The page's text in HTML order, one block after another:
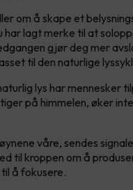
om å skape et
har lagt merke til at
gjør deg mer
til den naturlige
lys har mennesker
på himmelen, øker
våre, sendes
til kroppen om å
å fokusere.